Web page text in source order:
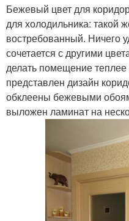
Бежевый цвет для
для холодильника: такой
востребованный. Ничего
сочетается с другими
делать помещение
представлен дизайн
обклеены бежевыми
выложен ламинат на